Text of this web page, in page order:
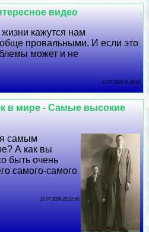
видео
кажутся нам
провальными. И если это
может и не
13 07 2026 11:34:52
в мире - Самые высокие
самым
А как вы
быть очень
самого-самого
12 07 2026 20:21:53